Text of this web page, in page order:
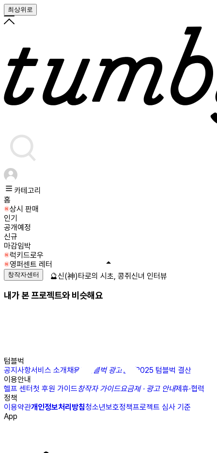
최상위로
카테고리
홈
상시 판매
인기
공개예정
신규
마감임박
럭키드로우
영퍼센트 레터
창작자센터
내가 본 프로젝트와 비슷해요
텀블벅
공지사항서비스 소개채용N 텀블벅 광고센터
2025 텀블벅 결산
이용안내
헬프 센터첫 후원 가이드창작자 가이드요금제 · 광고 안내제휴·협력
정책
이용약관개인정보처리방침청소년보호정책프로젝트 심사 기준
App
🔮신(神)타로의 시초, 콩쥐신녀 인터뷰